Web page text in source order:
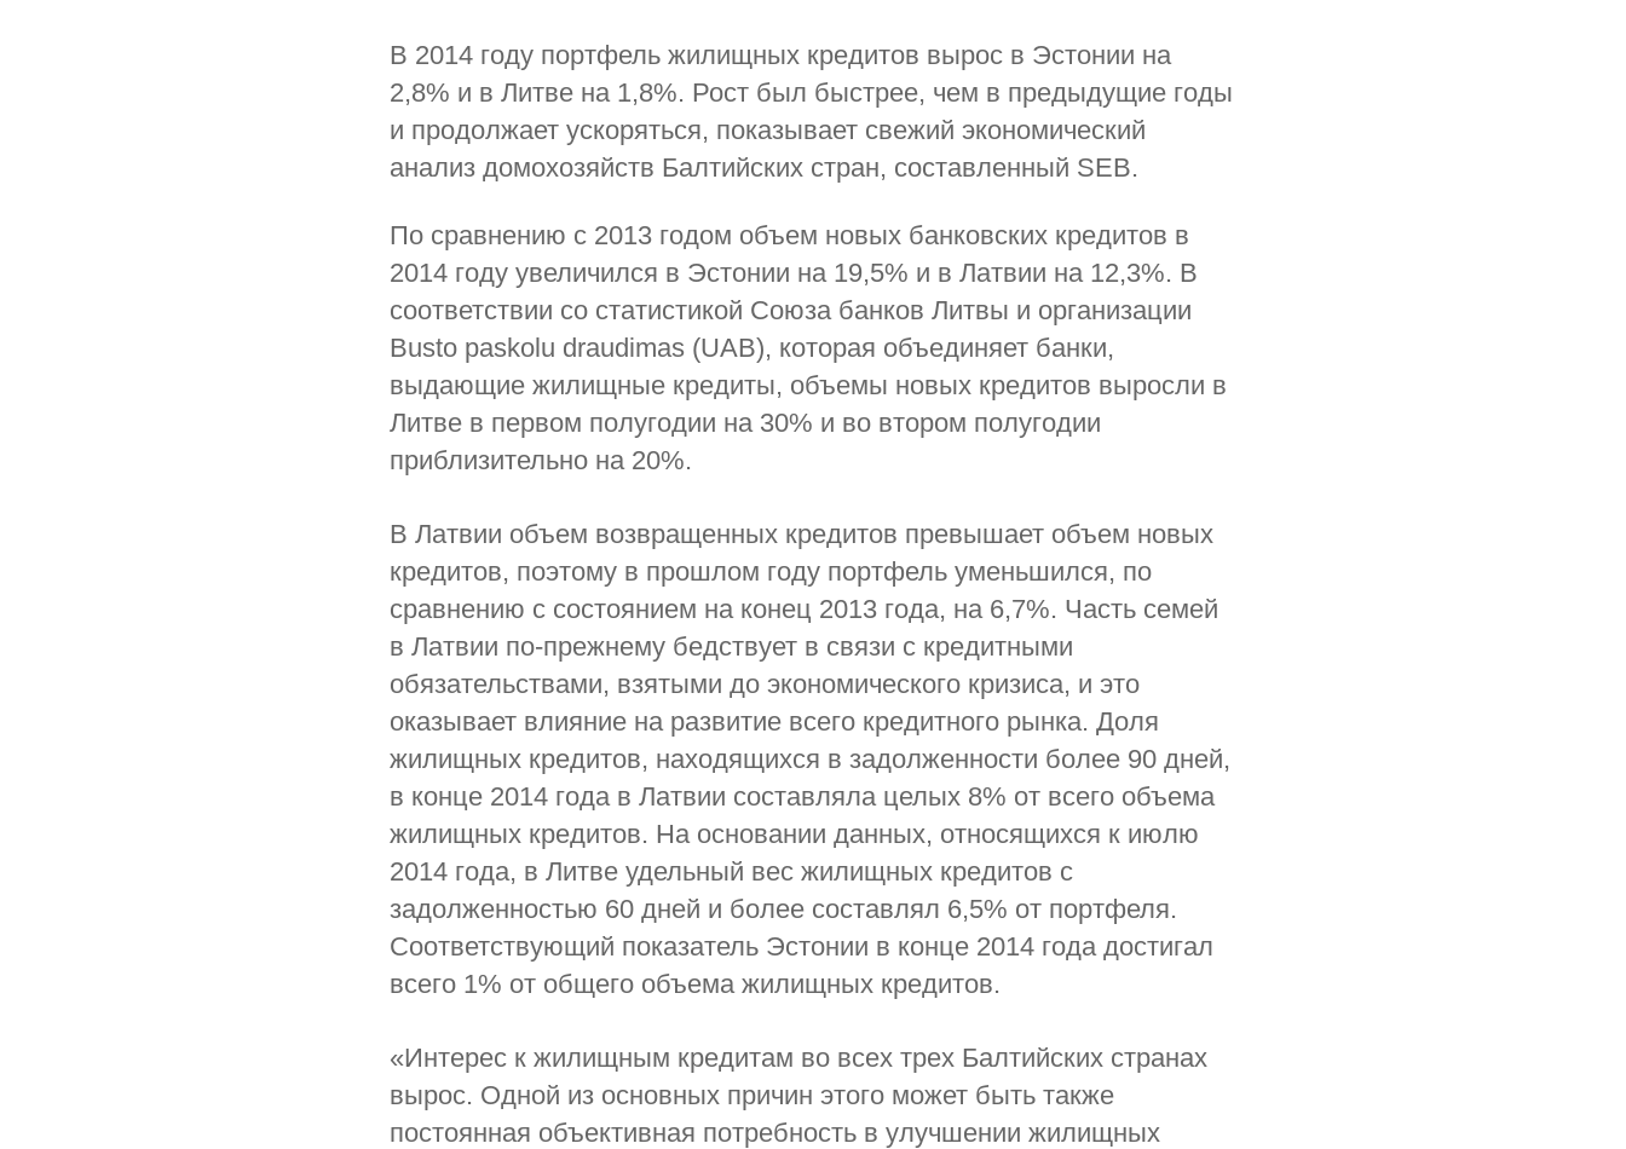
В 2014 году портфель жилищных кредитов вырос в Эстонии на
2,8% и в Литве на 1,8%. Рост был быстрее, чем в предыдущие годы
и продолжает ускоряться, показывает свежий экономический
анализ домохозяйств Балтийских стран, составленный SEB.
По сравнению с 2013 годом объем новых банковских кредитов в
2014 году увеличился в Эстонии на 19,5% и в Латвии на 12,3%. В
соответствии со статистикой Союза банков Литвы и организации
Busto paskolu draudimas (UAB), которая объединяет банки,
выдающие жилищные кредиты, объемы новых кредитов выросли в
Литве в первом полугодии на 30% и во втором полугодии
приблизительно на 20%.
В Латвии объем возвращенных кредитов превышает объем новых
кредитов, поэтому в прошлом году портфель уменьшился, по
сравнению с состоянием на конец 2013 года, на 6,7%. Часть семей
в Латвии по-прежнему бедствует в связи с кредитными
обязательствами, взятыми до экономического кризиса, и это
оказывает влияние на развитие всего кредитного рынка. Доля
жилищных кредитов, находящихся в задолженности более 90 дней,
в конце 2014 года в Латвии составляла целых 8% от всего объема
жилищных кредитов. На основании данных, относящихся к июлю
2014 года, в Литве удельный вес жилищных кредитов с
задолженностью 60 дней и более составлял 6,5% от портфеля.
Соответствующий показатель Эстонии в конце 2014 года достигал
всего 1% от общего объема жилищных кредитов.
«Интерес к жилищным кредитам во всех трех Балтийских странах
вырос. Одной из основных причин этого может быть также
постоянная объективная потребность в улучшении жилищных